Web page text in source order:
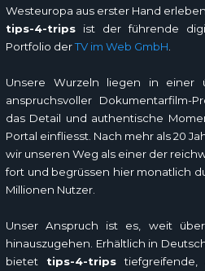
Westeuropa aus erster Hand
tips-4-trips ist der führende
Portfolio derTV im Web GmbH
Unsere Wurzeln liegen in einer
anspruchsvoller Dokumentarfilm-
das Detail und authentische
Portal einfliesst. Nach mehr als 20
wir unseren Weg als einer der
fort und begrüssen hier monatlich
Millionen Nutzer.
Unser Anspruch ist es, weit
hinauszugehen. Erhältlich in
bietet tips-4-tripstiefgreifende,